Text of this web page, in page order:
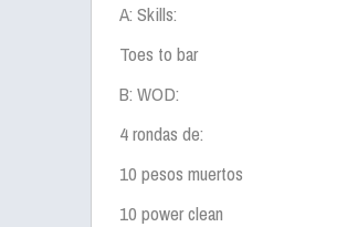
A: Skills:
Toes to bar
B: WOD:
4 rondas de:
10 pesos muertos
10 power clean